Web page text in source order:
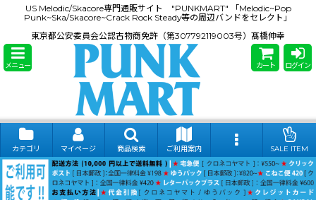
US Melodic/Skacore専門通販サイト "PUNKMART" 「Melodic~Pop
Punk~Ska/Skacore~Crack Rock Steady等の周辺バンドをセレクト」
東京都公安委員会公認古物商免許（第307792119003号）髙橋伸幸
メニュー カート ログイン
カテゴリ マイページ 商品検索 ご利用案内 SALE ITEM